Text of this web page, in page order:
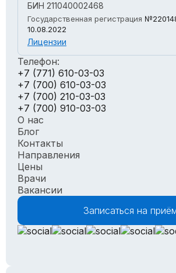
БИН 211040002468
Государственная регистрация
10.08.2022
Лицензии
Телефон:
+7 (771) 610-03-03
+7 (700) 610-03-03
+7 (700) 210-03-03
+7 (700) 910-03-03
О нас
Блог
Контакты
Направления
Цены
Врачи
Вакансии
Записаться на